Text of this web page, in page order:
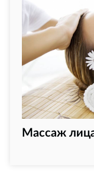
Массаж